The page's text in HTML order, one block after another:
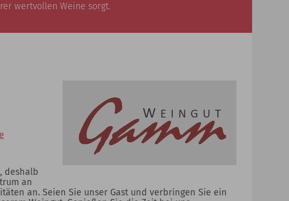
wertvollen Weine sorgt.
deshalb
an
an. Seien Sie unser Gast und verbringen Sie ein